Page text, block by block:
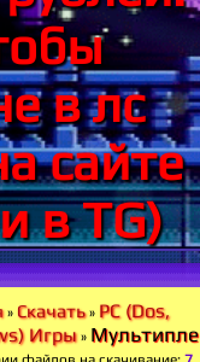
в лс
сайте
в TG)
» Скачать» PC (Dos,
Игры»